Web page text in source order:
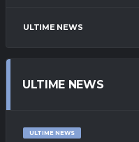
ULTIME NEWS
ULTIME NEWS
ULTIME NEWS